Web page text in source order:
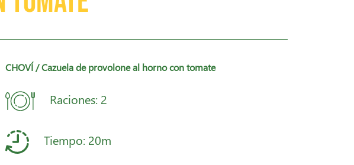
CHOVÍ / Cazuela de provolone al horno con tomate
Raciones: 2
Tiempo: 20m